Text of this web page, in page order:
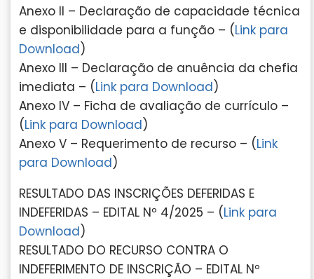
Anexo II – Declaração de capacidade técnica
e disponibilidade para a função – (Link para
Download)
Anexo III – Declaração de anuência da chefia
imediata – (Link para Download)
Anexo IV – Ficha de avaliação de currículo –
(Link para Download)
Anexo V – Requerimento de recurso – (Link
para Download)
RESULTADO DAS INSCRIÇÕES DEFERIDAS E
INDEFERIDAS – EDITAL Nº 4/2025 – (Link para
Download)
RESULTADO DO RECURSO CONTRA O
INDEFERIMENTO DE INSCRIÇÃO – EDITAL Nº